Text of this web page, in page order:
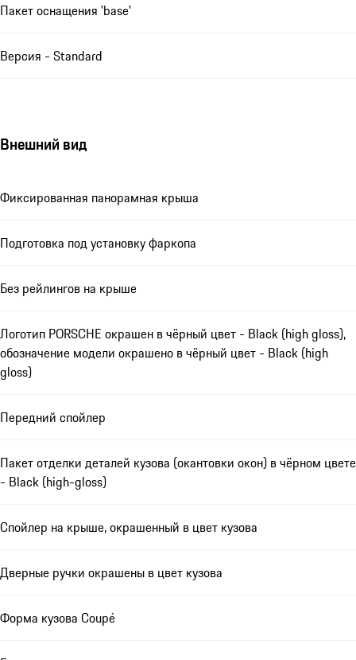
Пакет оснащения 'base'
Версия - Standard
Внешний вид
Фиксированная панорамная крыша
Подготовка под установку фаркопа
Без рейлингов на крыше
Логотип PORSCHE окрашен в чёрный цвет - Black (high gloss),
обозначение модели окрашено в чёрный цвет - Black (high
gloss)
Передний спойлер
Пакет отделки деталей кузова (окантовки окон) в чёрном цвете
- Black (high-gloss)
Спойлер на крыше, окрашенный в цвет кузова
Дверные ручки окрашены в цвет кузова
Форма кузова Coupé